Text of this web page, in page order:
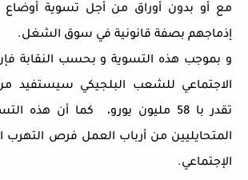
مع أو بدون أوراق من أجل تسوية أوضاع
إذماجهم بصفة قانونية في سوق الشغل.
و بموجب هذه التسوية و بحسب النقابة
الاجتماعي للشعب البلجيكي سيستفيد
تقدر با 58 مليون يورو، كما أن
المتحايليين من أرباب العمل فرص التهرب
الإجتماعي.